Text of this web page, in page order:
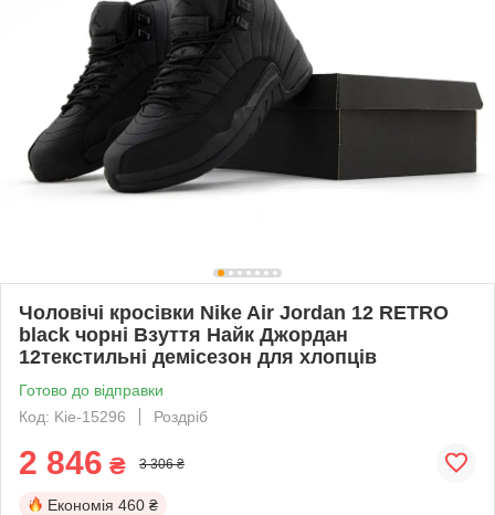
Чоловічі кросівки Nike Air Jordan 12 RETRO
black чорні Взуття Найк Джордан
12текстильні демісезон для хлопців
Готово до відправки
Код: Kie-15296
Роздріб
2 846 ₴ 3 306 ₴
Економія 460 ₴